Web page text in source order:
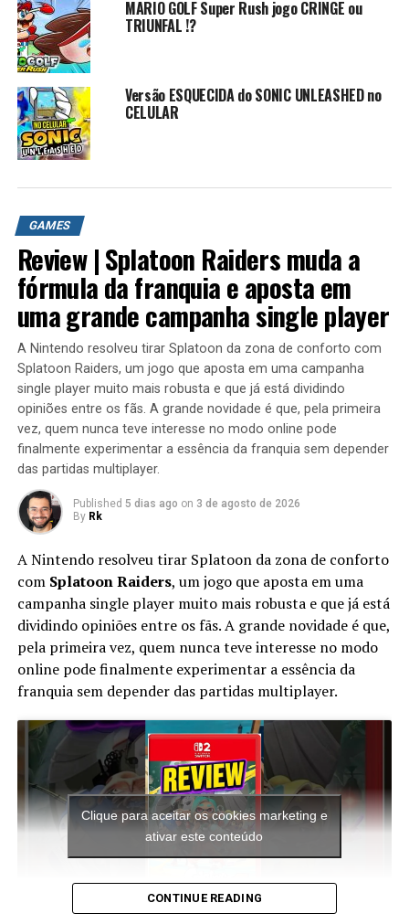
console portátil. O jogo atua como uma sequência
alternativa para os quatro primeiros jogos de linha
principal, e sua história centra-se em um enredo para
encolher a Terra pelo antagonista principal, Doutor Neo
Cortex, através do uso de uma arma gigantesca chamada
“Minimizador Planetário”. O protagonista da história,
Crash Bandicoot,deve reunir cristais para alimentar um
longo do caminho.
O jogo surgiu de um acordo entre a Universal Interactive
Studios e a Konami que lhes permitiu produzir e publicar
(respectivamente) um jogo crash bandicoot para
sistemas de jogos portáteis de última geração, acabando
com a exclusividade da franquia para consoles
produzidos pela Sony. Reações críticas a Crash
Bandicoot: The Huge Adventure foram geralmente
positivas; o jogo foi elogiado por seus gráficos e design
geral, mas os críticos notaram a falta de inovação do
jogo.
RELATED TOPICS:
UP NEXT
SEGREDO ASSUSTADOR de Friday Night Funkin
DON'T MISS
SONIC 2 com o MIGHTY e RAY | Sonic 2 Mania Plus
MARIO GOLF Super Rush jogo CRINGE ou
TRIUNFAL !?
Versão ESQUECIDA do SONIC UNLEASHED no
CELULAR
GAMES
Review | Splatoon Raiders muda a
fórmula da franquia e aposta em
uma grande campanha single player
A Nintendo resolveu tirar Splatoon da zona de conforto com
Splatoon Raiders, um jogo que aposta em uma campanha
single player muito mais robusta e que já está dividindo
opiniões entre os fãs. A grande novidade é que, pela primeira
vez, quem nunca teve interesse no modo online pode
finalmente experimentar a essência da franquia sem depender
das partidas multiplayer.
Published 5 dias ago on 3 de agosto de 2026
By Rk
A Nintendo resolveu tirar Splatoon da zona de conforto
com Splatoon Raiders, um jogo que aposta em uma
campanha single player muito mais robusta e que já está
dividindo opiniões entre os fãs. A grande novidade é que,
pela primeira vez, quem nunca teve interesse no modo
online pode finalmente experimentar a essência da
franquia sem depender das partidas multiplayer.
Clique para aceitar os cookies marketing e
ativar este conteúdo
CONTINUE READING